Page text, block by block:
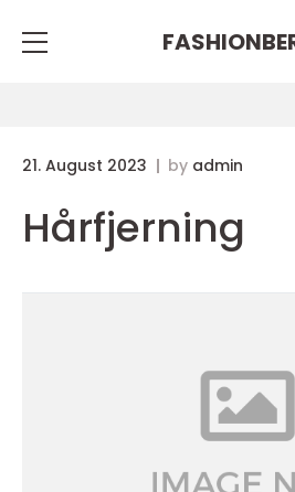
21. August 2023 by admin
Hårfjerning